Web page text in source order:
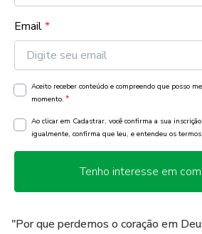
Email*
Aceito receber conteúdo e compreendo que posso
momento. *
Ao clicar em Cadastrar, você confirma a sua
igualmente, confirma que leu, e entendeu os termos
Tenho interesse em
"Por que perdemos o coração em